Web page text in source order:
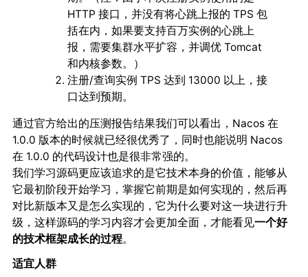
HTTP 接口，并没有将心跳上报的 TPS 包
括在内，如果要支持百万实例的心跳上
报，需要集群水平扩容，并调优 Tomcat
和内核参数。）
注册/查询实例 TPS 达到 13000 以上，接
口达到预期。
通过官方给出的压测报告结果我们可以看出，Nacos 在
1.0.0 版本的时候就已经很优秀了，同时也能说明 Nacos
在 1.0.0 的代码设计也是很非常强的。
我们学习源码更应该追求的是它技术本身的价值，能够从
它最初阶段开始学习，掌握它前期是如何实现的，然后再
对比新版本又是怎么实现的，它为什么要对这一块进行升
级，这样源码的学习内容才会更加全面，才能看见一个好
的技术框架成长的过程。
适宜人群